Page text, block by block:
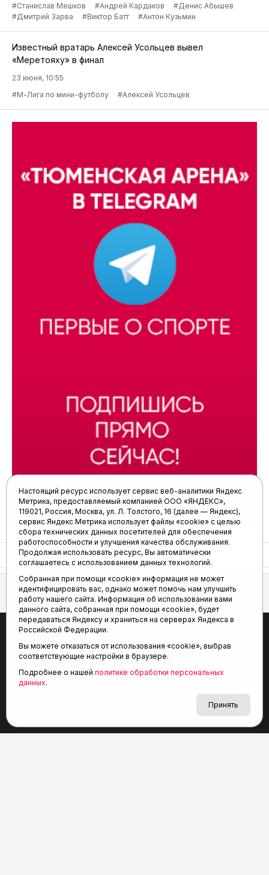
#Станислав Мешков
#Андрей Кардаков
#Денис Абышев
#Дмитрий Зарва
#Виктор Батт #Антон Кузьмин
Известный вратарь Алексей Усольцев вывел
«Меретояху» в финал
23 июня, 10:55
#М-Лига по мини-футболу
#Алексей Усольцев
АСН «ТЮМЕНСКАЯ АРЕНА»
Новости
Статьи
Афиша
Видео
Фото
Трансляции
Виды спорта
Настоящий ресурс использует сервис веб-аналитики Яндекс
Метрика, предоставляемый компанией ООО «ЯНДЕКС»,
119021, Россия, Москва, ул. Л. Толстого, 16 (далее — Яндекс),
сервис Яндекс Метрика использует файлы «cookie» с целью
сбора технических данных посетителей для обеспечения
работоспособности и улучшения качества обслуживания.
Продолжая использовать ресурс, Вы автоматически
соглашаетесь с использованием данных технологий.
Собранная при помощи «cookie» информация не может
идентифицировать вас, однако может помочь нам улучшить
работу нашего сайта. Информация об использовании вами
данного сайта, собранная при помощи «cookie», будет
передаваться Яндексу и храниться на серверах Яндекса в
Российской Федерации.
Вы можете отказаться от использования «cookie», выбрав
соответствующие настройки в браузере.
Подробнее о нашей политике обработки персональных
данных.
Принять